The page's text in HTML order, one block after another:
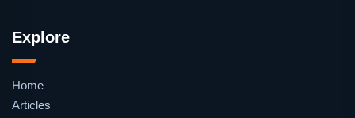
Explore
Home
Articles